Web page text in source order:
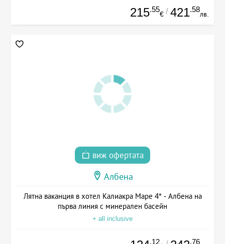
215.55
€ / 421.58
лв.
виж офертата
Албена
Лятна ваканция в хотел Калиакра Маре 4* - Албена на
първа линия с минерален басейн
+ all inclusive
.12 .76